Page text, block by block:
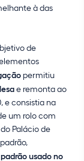
à das
de
permitiu
e remonta ao
e consistia na
um rolo com
Palácio de
padrão usado no